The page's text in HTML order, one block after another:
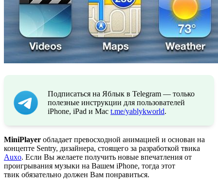
Подписаться на Яблык в Telegram — только
полезные инструкции для пользователей
iPhone, iPad и Mac t.me/yablykworld.
MiniPlayer обладает превосходной анимацией и основан на
концепте Sentry, дизайнера, стоящего за разработкой твика
Auxo. Если Вы желаете получить новые впечатления от
проигрывания музыки на Вашем iPhone, тогда этот
твик обязательно должен Вам понравиться.